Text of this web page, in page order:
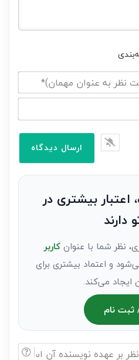
اعتبار بیشتری در
دارند
نظر شما با عنوانکاربر
و اعتماد بیشتری برای
ایجاد می‌کند.
ثبت نام